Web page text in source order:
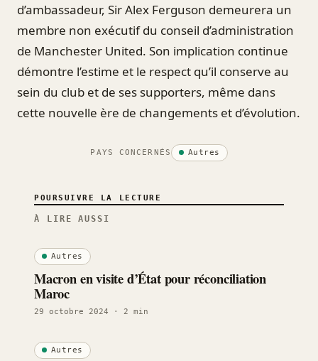
d’ambassadeur, Sir Alex Ferguson demeurera un
membre non exécutif du conseil d’administration
de Manchester United. Son implication continue
démontre l’estime et le respect qu’il conserve au
sein du club et de ses supporters, même dans
cette nouvelle ère de changements et d’évolution.
PAYS CONCERNÉS Autres
POURSUIVRE LA LECTURE
À LIRE AUSSI
Autres
Macron en visite d’État pour réconciliation
Maroc
29 octobre 2024 · 2 min
Autres